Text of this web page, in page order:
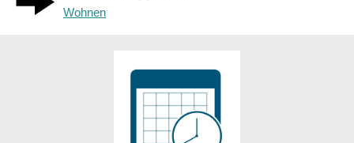
Wohnen